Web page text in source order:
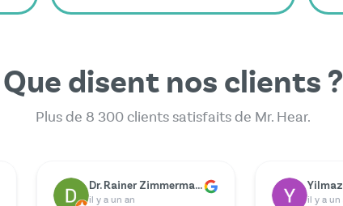
Que disent nos clients ?
Plus de 8 300 clients satisfaits de Mr. Hear.
Marie Berger
il y a un an